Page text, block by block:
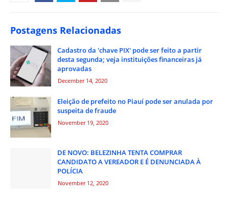
Postagens Relacionadas
Cadastro da 'chave PIX' pode ser feito a partir
desta segunda; veja instituições financeiras já
aprovadas
December 14, 2020
Eleição de prefeito no Piauí pode ser anulada por
suspeita de fraude
November 19, 2020
DE NOVO: BELEZINHA TENTA COMPRAR
CANDIDATO A VEREADOR E É DENUNCIADA À
POLÍCIA
November 12, 2020